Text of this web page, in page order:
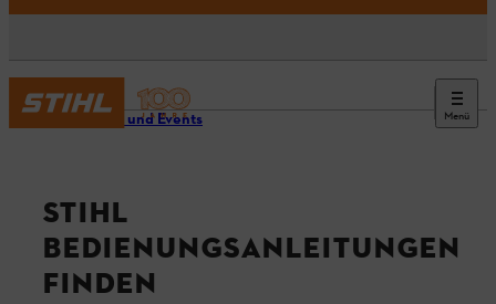
Menü
Service und Events
STIHL
BEDIENUNGSANLEITUNGEN
FINDEN